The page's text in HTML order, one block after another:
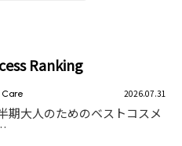
Ranking
Care 2026.07.31
期大人のためのベストコスメ